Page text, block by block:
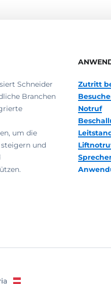
Schneider
Branchen
um die
und
Zutritt
Notruf